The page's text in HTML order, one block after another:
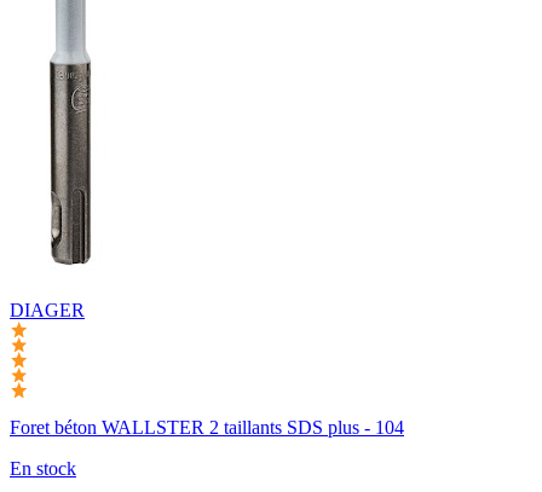
DIAGER
Foret béton WALLSTER 2 taillants SDS plus - 104
En stock